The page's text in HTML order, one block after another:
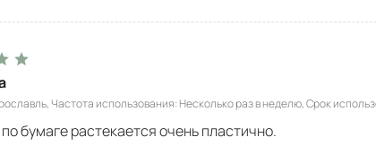
Частота использования Несколько раз в неделю Срок
бумаге растекается очень пластично.